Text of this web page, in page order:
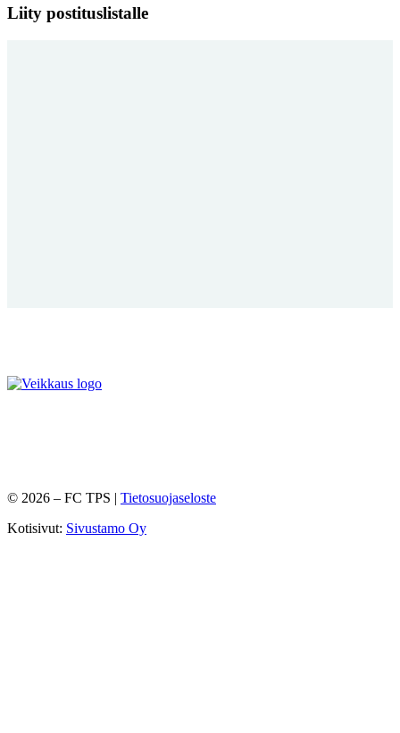
Liity postituslistalle
© 2026 – FC TPS | Tietosuojaseloste
Kotisivut: Sivustamo Oy